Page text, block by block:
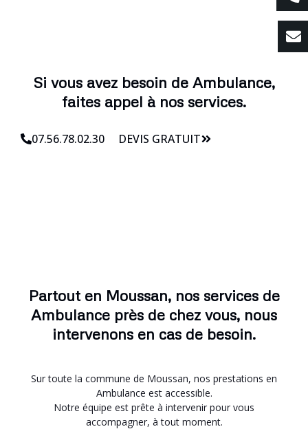
Si vous avez besoin de Ambulance,
faites appel à nos services.
07.56.78.02.30 DEVIS GRATUIT
Partout en Moussan, nos services de
Ambulance près de chez vous, nous
intervenons en cas de besoin.
Sur toute la commune de Moussan, nos prestations en
Ambulance est accessible.
Notre équipe est prête à intervenir pour vous
accompagner, à tout moment.